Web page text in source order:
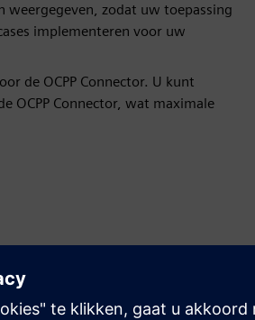
weergegeven, zodat uw toepassing
implementeren voor uw
de OCPP Connector. U kunt
OCPP Connector, wat maximale